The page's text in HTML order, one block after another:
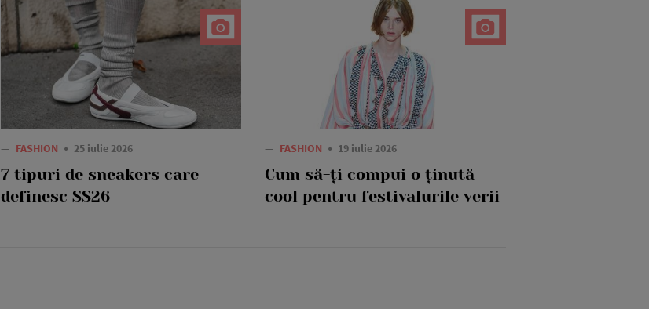
— FASHION 25 iulie 2026
7 tipuri de sneakers care
definesc SS26
— FASHION 19 iulie 2026
Cum să-ți compui o ținută
cool pentru festivalurile verii